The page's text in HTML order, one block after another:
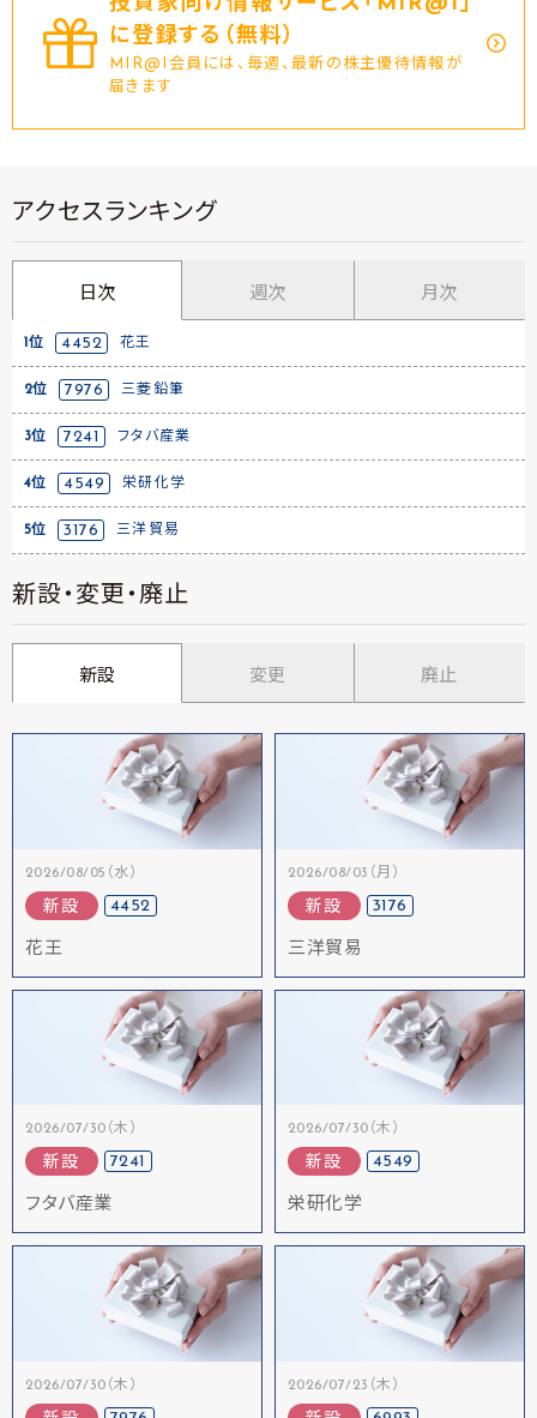
に登録する（無料）
MIR@I会員には、毎週、最新の株主優待情報が
届きます
アクセスランキング
日次 週次 月次
1位 4452 花王
2位 7976 三菱鉛筆
3位 7241 フタバ産業
4位 4549 栄研化学
5位 3176 三洋貿易
新設・変更・廃止
新設 変更 廃止
2026/08/05（水）
新設 4452
花王
2026/08/03（月）
新設 3176
三洋貿易
2026/07/30（木）
新設 7241
フタバ産業
2026/07/30（木）
新設 4549
栄研化学
2026/07/30（木） 2026/07/23（木）